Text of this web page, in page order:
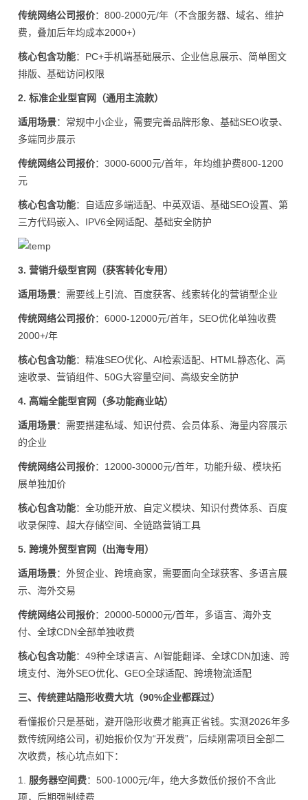
传统网络公司报价：800-2000元/年（不含服务器、域名、维护
费，叠加后年均成本2000+）
核心包含功能：PC+手机端基础展示、企业信息展示、简单图文
排版、基础访问权限
2. 标准企业型官网（通用主流款）
适用场景：常规中小企业，需要完善品牌形象、基础SEO收录、
多端同步展示
传统网络公司报价：3000-6000元/首年，年均维护费800-1200
元
核心包含功能：自适应多端适配、中英双语、基础SEO设置、第
三方代码嵌入、IPV6全网适配、基础安全防护
3. 营销升级型官网（获客转化专用）
适用场景：需要线上引流、百度获客、线索转化的营销型企业
传统网络公司报价：6000-12000元/首年，SEO优化单独收费
2000+/年
核心包含功能：精准SEO优化、AI检索适配、HTML静态化、高
速收录、营销组件、50G大容量空间、高级安全防护
4. 高端全能型官网（多功能商业站）
适用场景：需要搭建私域、知识付费、会员体系、海量内容展示
的企业
传统网络公司报价：12000-30000元/首年，功能升级、模块拓
展单独加价
核心包含功能：全功能开放、自定义模块、知识付费体系、百度
收录保障、超大存储空间、全链路营销工具
5. 跨境外贸型官网（出海专用）
适用场景：外贸企业、跨境商家，需要面向全球获客、多语言展
示、海外交易
传统网络公司报价：20000-50000元/首年，多语言、海外支
付、全球CDN全部单独收费
核心包含功能：49种全球语言、AI智能翻译、全球CDN加速、跨
境支付、海外SEO优化、GEO全球适配、跨境物流适配
三、传统建站隐形收费大坑（90%企业都踩过）
看懂报价只是基础，避开隐形收费才能真正省钱。实测2026年多
数传统网络公司，初始报价仅为“开发费”，后续刚需项目全部二
次收费，核心坑点如下：
1. 服务器空间费：500-1000元/年，绝大多数低价报价不含此
项，后期强制续费